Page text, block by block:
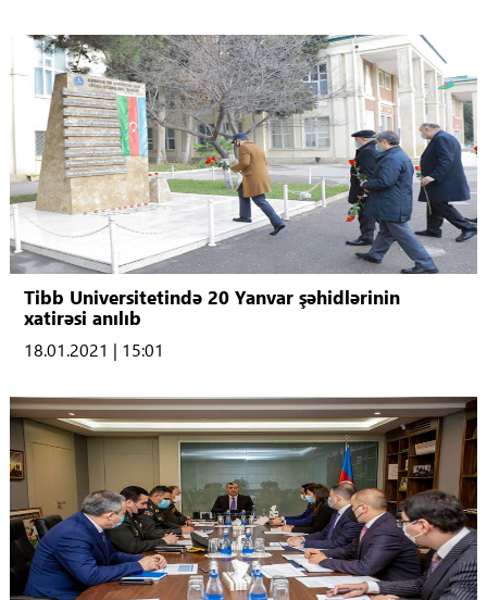
Tibb Universitetində 20 Yanvar şəhidlərinin
xatirəsi anılıb
18.01.2021 | 15:01
ÜST